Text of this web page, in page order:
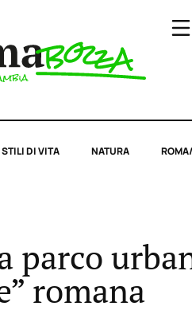
STILI DI VITA NATURA
parco
romana